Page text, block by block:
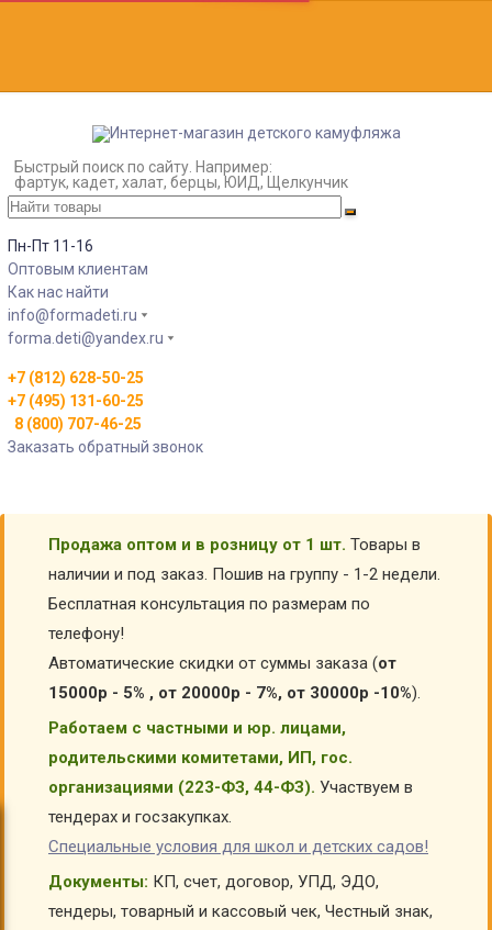
Быстрый поиск по сайту. Например:
фартук, кадет, халат, берцы, ЮИД, Щелкунчик
Пн-Пт 11-16
Оптовым клиентам
Как нас найти
info@formadeti.ru
forma.deti@yandex.ru
+7 (812) 628-50-25
+7 (495) 131-60-25
8 (800) 707-46-25
Заказать обратный звонок
Продажа оптом и в розницу от 1 шт. Товары в
наличии и под заказ. Пошив на группу - 1-2 недели.
Бесплатная консультация по размерам по
телефону!
Автоматические скидки от суммы заказа (от
15000р - 5% , от 20000р - 7%, от 30000р -10%).
Работаем с частными и юр. лицами,
родительскими комитетами, ИП, гос.
организациями (223-ФЗ, 44-ФЗ). Участвуем в
тендерах и госзакупках.
Специальные условия для школ и детских садов!
Документы: КП, счет, договор, УПД, ЭДО,
тендеры, товарный и кассовый чек, Честный знак,